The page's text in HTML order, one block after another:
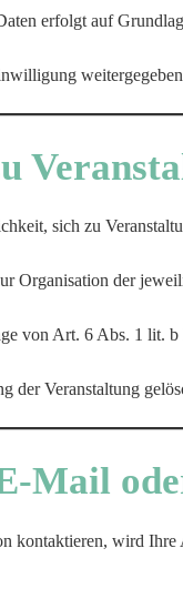
erfolgt auf
sich zu
Organisation der
von Art. 6 Abs. 1 lit.
der Veranstaltung
Mail
kontaktieren, wird